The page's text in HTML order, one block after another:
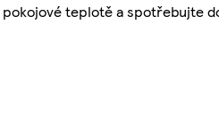
teplotě a spotřebujte